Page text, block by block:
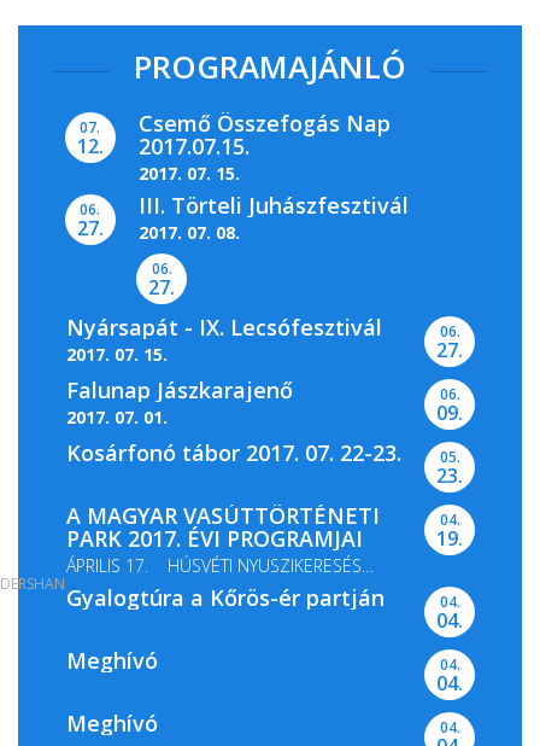
PROGRAMAJÁNLÓ
07.
12.
Csemő Összefogás Nap
2017.07.15.
2017. 07. 15.
06.
27.
III. Törteli Juhászfesztivál
2017. 07. 08.
06.
27.
Nyársapát - IX. Lecsófesztivál
2017. 07. 15.
06.
27.
Falunap Jászkarajenő
2017. 07. 01.
06.
09.
Kosárfonó tábor 2017. 07. 22-23. 05.
23.
A MAGYAR VASÚTTÖRTÉNETI
PARK 2017. ÉVI PROGRAMJAI
ÁPRILIS 17. HÚSVÉTI NYUSZIKERESÉS
MÁJUS 13-14. GŐZMOZDONY...
04.
19.
Gyalogtúra a Kőrös-ér partján 04.
04.
Meghívó 04.
04.
Meghívó 04.
DERSHAN